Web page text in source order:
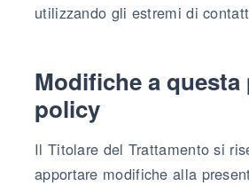
utilizzando gli estremi di
Modifiche a questa
policy
Il Titolare del Trattamento si
apportare modifiche alla